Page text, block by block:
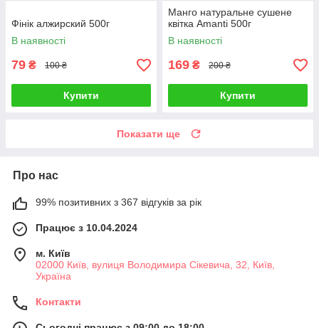
Фінік алжирский 500г
В наявності
79 ₴ 100 ₴
Купити
Манго натуральне сушене
квітка Amanti 500г
В наявності
169 ₴ 200 ₴
Купити
Показати ще
Про нас
99% позитивних з 367 відгуків за рік
Працює з 10.04.2024
м. Київ
02000 Київ, вулиця Володимира Сікевича, 32, Київ,
Україна
Контакти